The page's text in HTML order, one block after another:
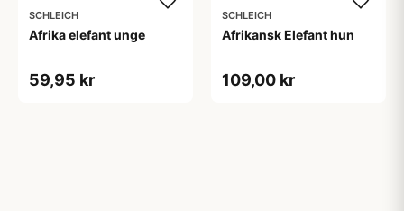
SCHLEICH
Afrika elefant unge
59,95 kr
SCHLEICH
Afrikansk Elefant hun
109,00 kr